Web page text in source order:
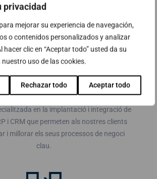
privacidad
mejorar su experiencia de navegación,
o contenidos personalizados y analizar
clic en “Aceptar todo” usted da su
uso de las cookies.
Rechazar todo Aceptar todo
decisions
Empresarial (ERP/CRM)
en la implantació i integració de
i CRM que permeten als nostres clients
i millorar els seus processos de negoci
clau.